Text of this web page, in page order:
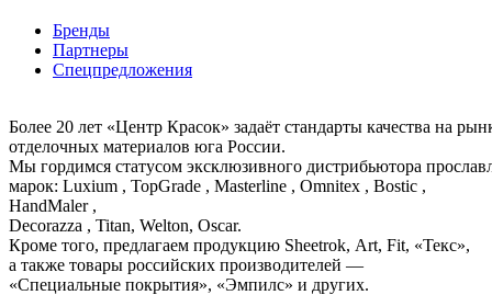
Бренды
Партнеры
Спецпредложения
Более 20 лет «Центр Красок» задаёт стандарты качества на
отделочных материалов юга России.
Мы гордимся статусом эксклюзивного дистрибьютора
марок: Luxium , TopGrade , Masterline , Omnitex , Bostic ,
HandMaler ,
Decorazza , Titan, Welton, Oscar.
Кроме того, предлагаем продукцию Sheetrok, Art, Fit, «Текс»,
а также товары российских производителей —
«Специальные покрытия», «Эмпилс» и других.